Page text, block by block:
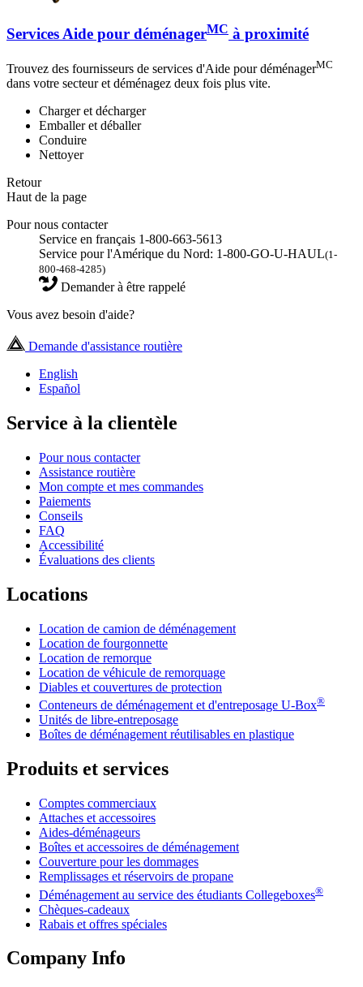
Services Aide pour déménagerMC à proximité
Trouvez des fournisseurs de services d'Aide pour déménagerMC
dans votre secteur et déménagez deux fois plus vite.
Charger et décharger
Emballer et déballer
Conduire
Nettoyer
Retour
Haut de la page
Pour nous contacter
Service en français 1-800-663-5613
Service pour l'Amérique du Nord: 1-800-GO-U-HAUL(1-
800-468-4285)
Demander à être rappelé
Vous avez besoin d'aide?
Demande d'assistance routière
English
Español
Service à la clientèle
Pour nous contacter
Assistance routière
Mon compte et mes commandes
Paiements
Conseils
FAQ
Accessibilité
Évaluations des clients
Locations
Location de camion de déménagement
Location de fourgonnette
Location de remorque
Location de véhicule de remorquage
Diables et couvertures de protection
Conteneurs de déménagement et d'entreposage U-Box®
Unités de libre-entreposage
Boîtes de déménagement réutilisables en plastique
Produits et services
Comptes commerciaux
Attaches et accessoires
Aides-déménageurs
Boîtes et accessoires de déménagement
Couverture pour les dommages
Remplissages et réservoirs de propane
Déménagement au service des étudiants Collegeboxes®
Chèques-cadeaux
Rabais et offres spéciales
Company Info